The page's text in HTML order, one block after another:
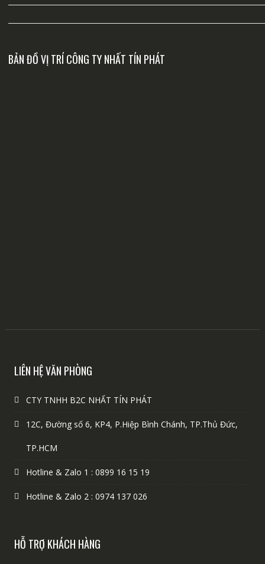
BẢN ĐỒ VỊ TRÍ CÔNG TY NHẤT TÍN PHÁT
LIÊN HỆ VĂN PHÒNG
CTY TNHH B2C NHẤT TÍN PHÁT
12C, Đường số 6, KP4, P.Hiệp Bình Chánh, TP.Thủ Đức,
TP.HCM
Hotline & Zalo 1 : 0899 16 15 19
Hotline & Zalo 2 : 0974 137 026
HỖ TRỢ KHÁCH HÀNG